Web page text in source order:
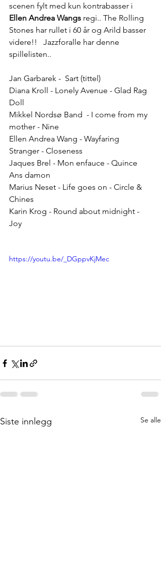
scenen fylt med kun kontrabasser i
Ellen Andrea Wangs regi.. The Rolling
Stones har rullet i 60 år og Arild basser
videre!!   Jazzforalle har denne
spillelisten..
Jan Garbarek -  Sart (tittel)
Diana Kroll - Lonely Avenue - Glad Rag
Doll
Mikkel Nordsø Band  - I come from my
mother - Nine
Ellen Andrea Wang - Wayfaring
Stranger - Closeness
Jaques Brel - Mon enfauce - Quince
Ans damon
Marius Neset - Life goes on - Circle &
Chines
Karin Krog - Round about midnight -
Joy
https://youtu.be/_DGppvKjMec
Siste innlegg Se alle